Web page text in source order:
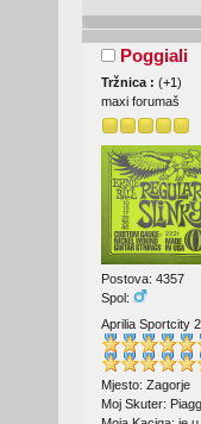
Poggiali
Tržnica : (+1)
maxi forumaš
Postova: 4357
Spol:
Aprilia Sportcity
Mjesto: Zagorje
Moj Skuter: